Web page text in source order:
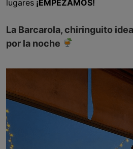
lugares ¡EMPEZAMOS!
La Barcarola, chiringuito
por la noche